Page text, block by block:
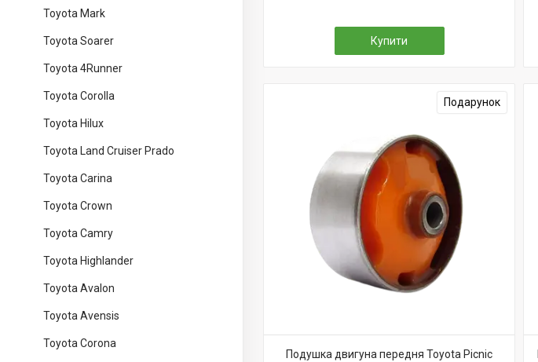
Toyota Mark
Toyota Soarer
Toyota 4Runner
Toyota Corolla
Toyota Hilux
Toyota Land Cruiser Prado
Toyota Carina
Toyota Crown
Toyota Camry
Toyota Highlander
Toyota Avalon
Toyota Avensis
Toyota Corona
Купити
Подарунок
Подушка двигуна передня Toyota Picnic